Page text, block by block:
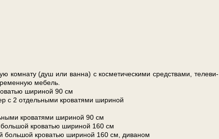
ком­на­ту (душ или ванна) с кос­ме­ти­че­ски­ми средствами, те­ле­ви­
ме­бель.
ши­ри­ной 90 см
с 2 отдельными кро­ва­тя­ми ши­ри­ной
кро­ва­тя­ми ши­ри­ной 90 см
кро­ва­тью ши­ри­ной 160 см
кро­ва­тью ши­ри­ной 160 см, ди­ва­ном